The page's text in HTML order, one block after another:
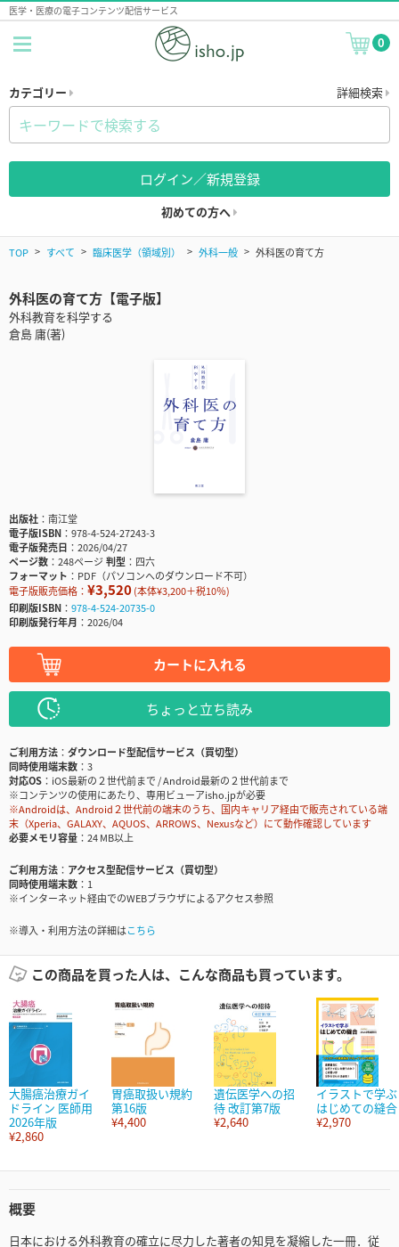
医学・医療の電子コンテンツ配信サービス
0
カテゴリー 詳細検索
ログイン／新規登録
初めての方へ
TOP すべて 臨床医学（領域別） 外科一般 外科医の育て方
外科医の育て方【電子版】
外科教育を科学する
倉島 庸(著)
出版社
南江堂
電子版ISBN
978-4-524-27243-3
電子版発売日
2026/04/27
ページ数
248ページ判型
四六
フォーマット
PDF（パソコンへのダウンロード不可）
電子版販売価格： ¥3,520(本体¥3,200＋税10％)
印刷版ISBN
978-4-524-20735-0
印刷版発行年月
2026/04
カートに入れる
ちょっと立ち読み
ご利用方法
ダウンロード型配信サービス（買切型）
同時使用端末数
3
対応OS
iOS最新の２世代前まで / Android最新の２世代前まで
※コンテンツの使用にあたり、専用ビューアisho.jpが必要
※Androidは、Android２世代前の端末のうち、国内キャリア経由で販売されている端
末（Xperia、GALAXY、AQUOS、ARROWS、Nexusなど）にて動作確認しています
必要メモリ容量
24 MB以上
ご利用方法
アクセス型配信サービス（買切型）
同時使用端末数
1
※インターネット経由でのWEBブラウザによるアクセス参照
※導入・利用方法の詳細はこちら
この商品を買った人は、こんな商品も買っています。
大腸癌治療ガイ
ドライン 医師用
2026年版
¥2,860
胃癌取扱い規約
第16版
¥4,400
遺伝医学への招
待 改訂第7版
¥2,640
イラストで学ぶ
はじめての縫合
¥2,970
概要
日本における外科教育の確立に尽力した著者の知見を凝縮した一冊．従